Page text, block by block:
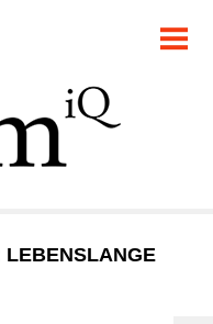
LEBENSLANGE